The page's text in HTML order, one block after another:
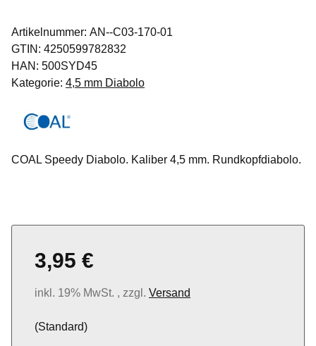
Artikelnummer: AN--C03-170-01
GTIN: 4250599782832
HAN: 500SYD45
Kategorie: 4,5 mm Diabolo
COAL Speedy Diabolo. Kaliber 4,5 mm. Rundkopfdiabolo.
3,95 €
inkl. 19% MwSt. , zzgl. Versand
(Standard)